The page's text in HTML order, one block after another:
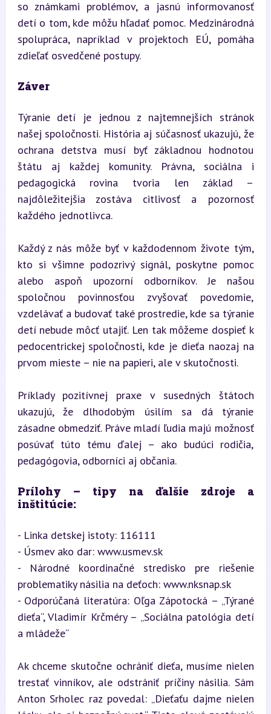
so známkami problémov, a jasnú informovanosť
detí o tom, kde môžu hľadať pomoc. Medzinárodná
spolupráca, napríklad v projektoch EÚ, pomáha
zdieľať osvedčené postupy.
Záver
Týranie detí je jednou z najtemnejších stránok
našej spoločnosti. História aj súčasnosť ukazujú, že
ochrana detstva musí byť základnou hodnotou
štátu aj každej komunity. Právna, sociálna i
pedagogická rovina tvoria len základ –
najdôležitejšia zostáva citlivosť a pozornosť
každého jednotlivca.
Každý z nás môže byť v každodennom živote tým,
kto si všimne podozrivý signál, poskytne pomoc
alebo aspoň upozorní odborníkov. Je našou
spoločnou povinnosťou zvyšovať povedomie,
vzdelávať a budovať také prostredie, kde sa týranie
detí nebude môcť utajiť. Len tak môžeme dospieť k
pedocentrickej spoločnosti, kde je dieťa naozaj na
prvom mieste – nie na papieri, ale v skutočnosti.
Príklady pozitívnej praxe v susedných štátoch
ukazujú, že dlhodobým úsilím sa dá týranie
zásadne obmedziť. Práve mladí ľudia majú možnosť
posúvať túto tému ďalej – ako budúci rodičia,
pedagógovia, odborníci aj občania.
Prílohy – tipy na ďalšie zdroje a
inštitúcie:
- Linka detskej istoty: 116111
- Úsmev ako dar: www.usmev.sk
- Národné koordinačné stredisko pre riešenie
problematiky násilia na deťoch: www.nksnap.sk
- Odporúčaná literatúra: Oľga Zápotocká – „Týrané
dieťa“, Vladimír Krčméry – „Sociálna patológia detí
a mládeže“
Ak chceme skutočne ochrániť dieťa, musíme nielen
trestať vinníkov, ale odstrániť príčiny násilia. Sám
Anton Srholec raz povedal: „Dieťaťu dajme nielen